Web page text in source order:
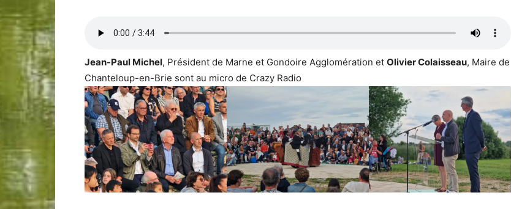
Jean-Paul Michel, Président de Marne et Gondoire Agglomération et Olivier Colaisseau, Maire de
Chanteloup-en-Brie sont au micro de Crazy Radio